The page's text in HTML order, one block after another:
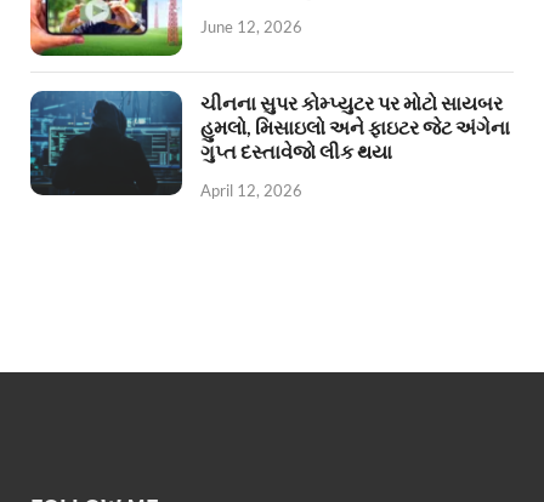
June 12, 2026
ચીનના સુપર કોમ્પ્યુટર પર મોટો સાયબર
હુમલો, મિસાઇલો અને ફાઇટર જેટ અંગેના
ગુપ્ત દસ્તાવેજો લીક થયા
April 12, 2026